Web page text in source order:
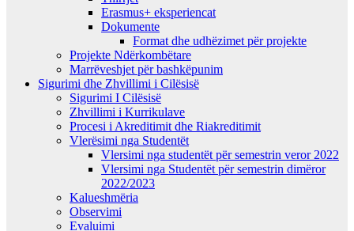
Erasmus+ eksperiencat
Dokumente
Format dhe udhëzimet për projekte
Projekte Ndërkombëtare
Marrëveshjet për bashkëpunim
Sigurimi dhe Zhvillimi i Cilësisë
Sigurimi I Cilësisë
Zhvillimi i Kurrikulave
Procesi i Akreditimit dhe Riakreditimit
Vlerësimi nga Studentët
Vlersimi nga studentët për semestrin veror 2022
Vlersimi nga Studentët për semestrin dimëror
2022/2023
Kalueshmëria
Observimi
Evaluimi